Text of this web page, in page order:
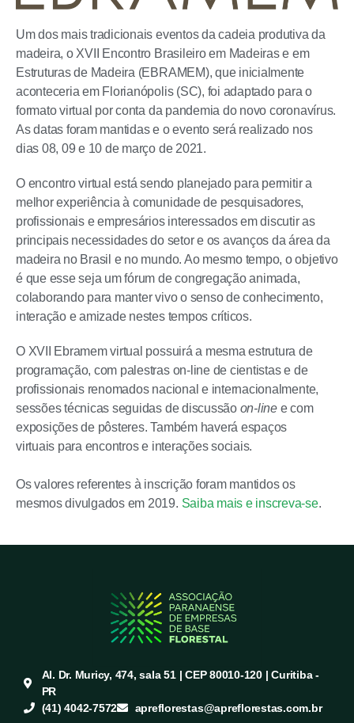
Um dos mais tradicionais eventos da cadeia produtiva da
madeira, o XVII Encontro Brasileiro em Madeiras e em
Estruturas de Madeira (EBRAMEM), que inicialmente
aconteceria em Florianópolis (SC), foi adaptado para o
formato virtual por conta da pandemia do novo coronavírus.
As datas foram mantidas e o evento será realizado nos
dias 08, 09 e 10 de março de 2021.
O encontro virtual está sendo planejado para permitir a
melhor experiência à comunidade de pesquisadores,
profissionais e empresários interessados em discutir as
principais necessidades do setor e os avanços da área da
madeira no Brasil e no mundo. Ao mesmo tempo, o objetivo
é que esse seja um fórum de congregação animada,
colaborando para manter vivo o senso de conhecimento,
interação e amizade nestes tempos críticos.
O XVII Ebramem virtual possuirá a mesma estrutura de
programação, com palestras on-line de cientistas e de
profissionais renomados nacional e internacionalmente,
sessões técnicas seguidas de discussão on-linee com
exposições de pôsteres. Também haverá espaços
virtuais para encontros e interações sociais.
Os valores referentes à inscrição foram mantidos os
mesmos divulgados em 2019. Saiba mais e inscreva-se.
Al. Dr. Muricy, 474, sala 51 | CEP 80010-120 | Curitiba -
PR
(41) 4042-7572
apreflorestas@apreflorestas.com.br